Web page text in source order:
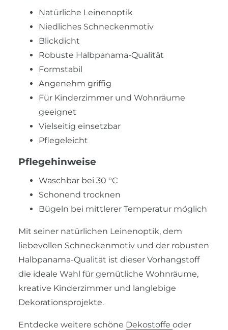
Natürliche Leinenoptik
Niedliches Schneckenmotiv
Blickdicht
Robuste Halbpanama-Qualität
Formstabil
Angenehm griffig
Für Kinderzimmer und Wohnräume
geeignet
Vielseitig einsetzbar
Pflegeleicht
Pflegehinweise
Waschbar bei 30 °C
Schonend trocknen
Bügeln bei mittlerer Temperatur möglich
Mit seiner natürlichen Leinenoptik, dem
liebevollen Schneckenmotiv und der robusten
Halbpanama-Qualität ist dieser Vorhangstoff
die ideale Wahl für gemütliche Wohnräume,
kreative Kinderzimmer und langlebige
Dekorationsprojekte.
Entdecke weitere schöne Dekostoffe oder